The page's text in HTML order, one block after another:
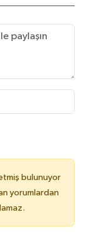
bulunuyor
yorumlardan